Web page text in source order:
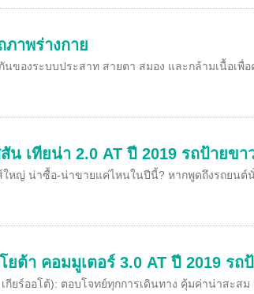
าพร่างกาย
ของระบบประสาท สายตา สมอง และกล้ามเนื้อเ
เทียน่า 2.0 AT ปี 2019 รถป้ายขา
ส์ใหญ่ น่าซื้อ-น่าขายแค่ไหนในปีนี้? หากพูดถึงรถยน
ต้า คอมมูเตอร์ 3.0 AT ปี 2019 รถ
เกียร์ออโต้): ตอบโจทย์ทุกการเดินทาง คุ้มค่าน่าส